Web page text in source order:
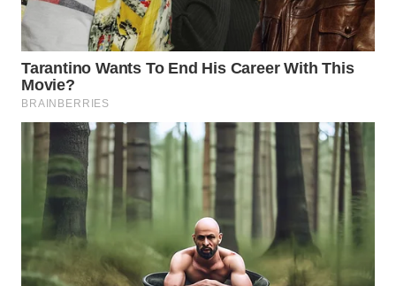
LIKUPANG
WN
LABUANBAJO
WN
BORNEO
Wahana
Group